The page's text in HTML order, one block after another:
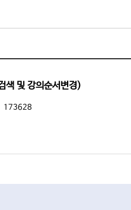
색 및 강의순서변경)
173628